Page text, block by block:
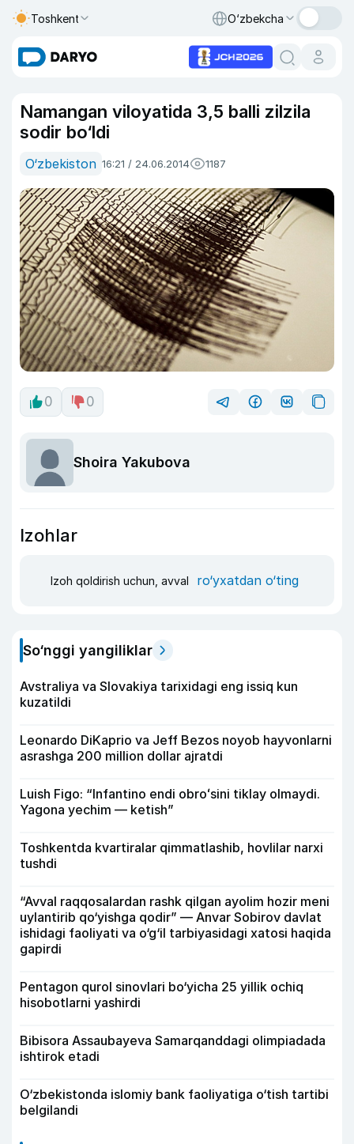
Toshkent O‘zbekcha
Namangan viloyatida 3,5 balli zilzila
sodir bo‘ldi
O‘zbekiston 16:21 / 24.06.2014 1187
0 0
Shoira Yakubova
Izohlar
Izoh qoldirish uchun, avval ro‘yxatdan o‘ting
So‘nggi yangiliklar
Avstraliya va Slovakiya tarixidagi eng issiq kun
kuzatildi
Leonardo DiKaprio va Jeff Bezos noyob hayvonlarni
asrashga 200 million dollar ajratdi
Luish Figo: “Infantino endi obroʻsini tiklay olmaydi.
Yagona yechim — ketish”
Toshkentda kvartiralar qimmatlashib, hovlilar narxi
tushdi
“Avval raqqosalardan rashk qilgan ayolim hozir meni
uylantirib qo‘yishga qodir” — Anvar Sobirov davlat
ishidagi faoliyati va o‘g‘il tarbiyasidagi xatosi haqida
gapirdi
Pentagon qurol sinovlari bo‘yicha 25 yillik ochiq
hisobotlarni yashirdi
Bibisora Assaubayeva Samarqanddagi olimpiadada
ishtirok etadi
O‘zbekistonda islomiy bank faoliyatiga o‘tish tartibi
belgilandi